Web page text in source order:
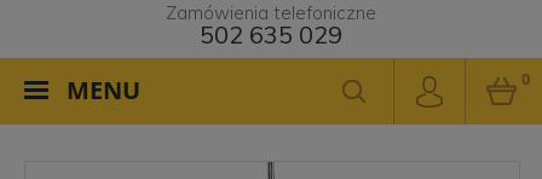
Zamówienia telefoniczne
502 635 029
MENU 0